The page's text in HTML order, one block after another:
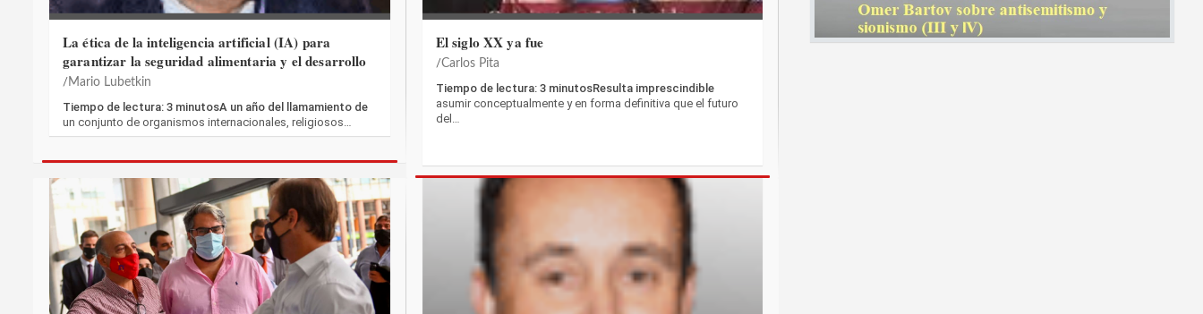
La ética de la inteligencia artificial (IA) para
garantizar la seguridad alimentaria y el desarrollo
Mario Lubetkin
Tiempo de lectura: 3 minutosA un año del llamamiento de
un conjunto de organismos internacionales, religiosos…
El siglo XX ya fue
Carlos Pita
Tiempo de lectura: 3 minutosResulta imprescindible
asumir conceptualmente y en forma definitiva que el futuro
del…